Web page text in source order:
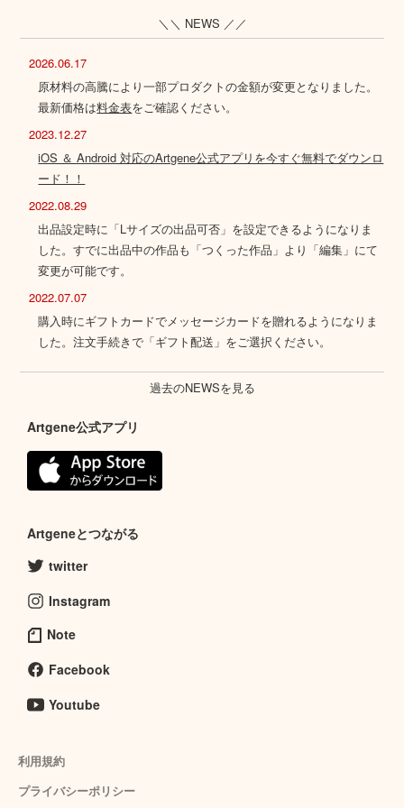
＼＼ NEWS ／／
2026.06.17
原材料の高騰により一部プロダクトの金額が変更となりました。
最新価格は料金表をご確認ください。
2023.12.27
iOS ＆ Android 対応のArtgene公式アプリを今すぐ無料でダウンロ
ード！！
2022.08.29
出品設定時に「Lサイズの出品可否」を設定できるようになりま
した。すでに出品中の作品も「つくった作品」より「編集」にて
変更が可能です。
2022.07.07
購入時にギフトカードでメッセージカードを贈れるようになりま
した。注文手続きで「ギフト配送」をご選択ください。
過去のNEWSを見る
Artgene公式アプリ
Artgeneとつながる
twitter
Instagram
Note
Facebook
Youtube
利用規約
プライバシーポリシー